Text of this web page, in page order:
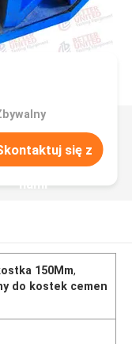
się z
nami
150Mm,
do kostek cemen